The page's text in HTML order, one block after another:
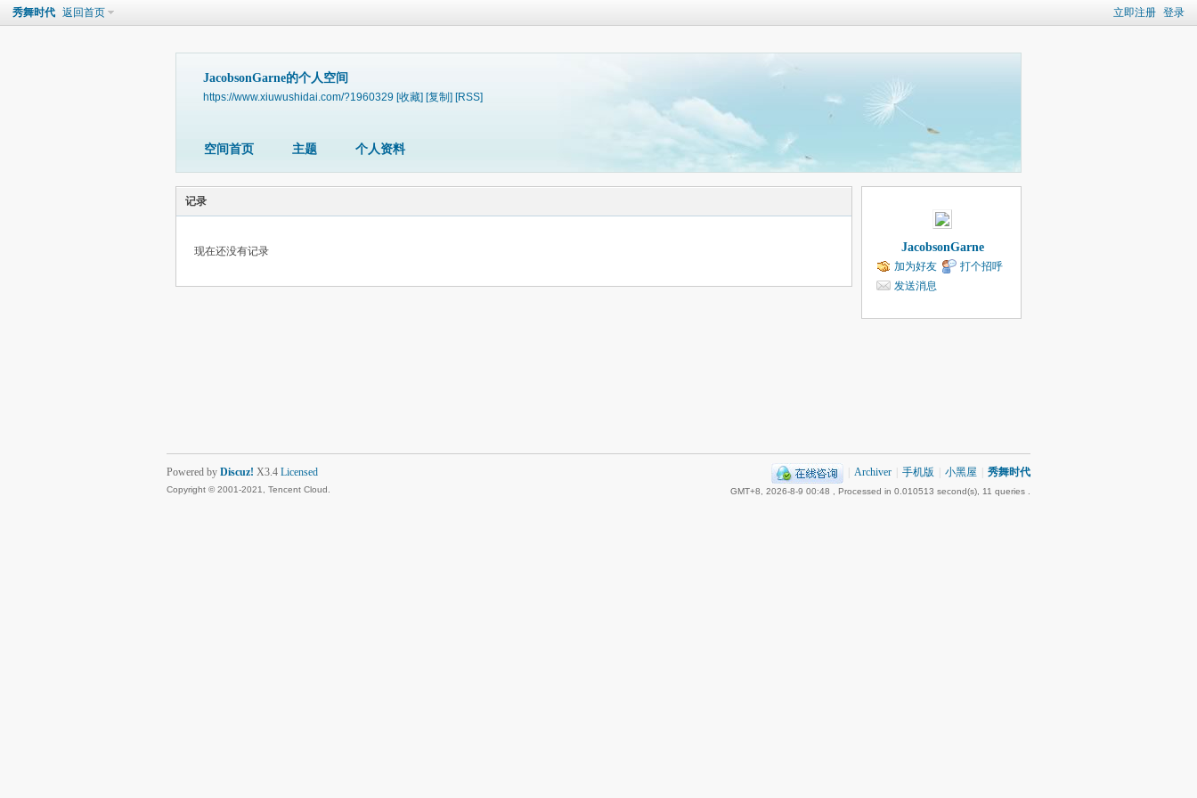
立即注册 登录
秀舞时代 返回首页
JacobsonGarne的个人空间
https://www.xiuwushidai.com/?1960329 [收藏] [复制] [RSS]
空间首页 主题 个人资料
记录
现在还没有记录 JacobsonGarne
加为好友
打个招呼
发送消息
Archiver 手机版 小黑屋 秀舞时代
GMT+8, 2026-8-9 00:48 , Processed in 0.010513 second(s), 11 queries .
Powered by Discuz! X3.4 Licensed
Copyright © 2001-2021, Tencent Cloud.